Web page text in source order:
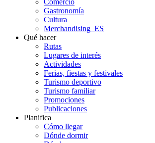
Comercio
Gastronomía
Cultura
Merchandising_ES
Qué hacer
Rutas
Lugares de interés
Actividades
Ferias, fiestas y festivales
Turismo deportivo
Turismo familiar
Promociones
Publicaciones
Planifica
Cómo llegar
Dónde dormir